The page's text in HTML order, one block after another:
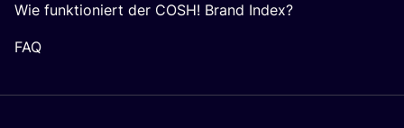
Wie funktioniert der COSH! Brand Index?
FAQ